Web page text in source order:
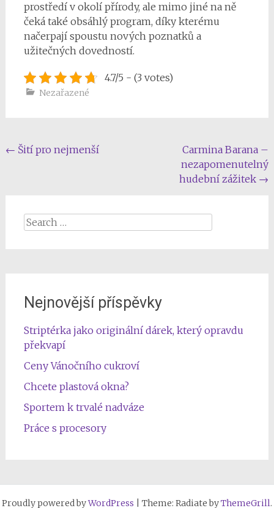
prostředí v okolí přírody, ale mimo jiné na ně
čeká také obsáhlý program, díky kterému
načerpají spoustu nových poznatků a
užitečných dovedností.
4.7/5 - (3 votes)
Nezařazené
Post
← Šití pro nejmenší
Carmina Barana –
nezapomenutelný
hudební zážitek →
Search
Nejnovější příspěvky
Striptérka jako originální dárek, který opravdu
překvapí
Ceny Vánočního cukroví
Chcete plastová okna?
Sportem k trvalé nadváze
Práce s procesory
Proudly powered byWordPress Theme: Radiate byThemeGrill.